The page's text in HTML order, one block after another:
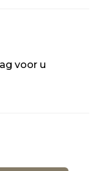
voor u